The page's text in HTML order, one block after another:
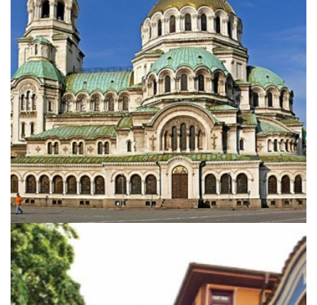
City Break Plodiv - die
Europäische Kulturhauptstadt
2019